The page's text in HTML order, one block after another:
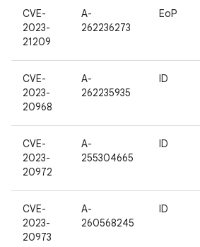
CVE-
2023-
21209
A-
262236273
EoP
CVE-
2023-
20968
A-
262235935
ID
CVE-
2023-
20972
A-
255304665
ID
CVE-
2023-
20973
A-
260568245
ID